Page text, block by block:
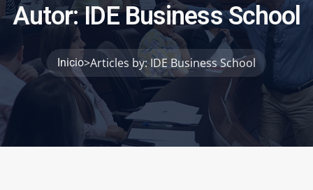
Autor:IDEBusinessSchoo
Inicio>Articles by: IDE Business School